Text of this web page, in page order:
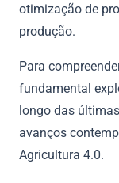
otimização de
produção.
Para
fundamental
longo das
avanços
Agricultura 4.0.